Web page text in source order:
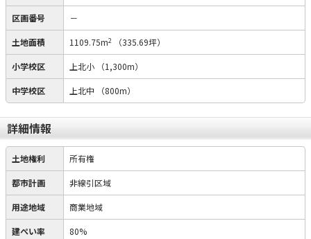
区画番号 －
土地面積 1109.75m2 （335.69坪）
小学校区 上北小 （1,300m）
中学校区 上北中 （800m）
詳細情報
土地権利 所有権
都市計画 非線引区域
用途地域 商業地域
建ぺい率 80%